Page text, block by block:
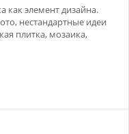
как элемент дизайна.
нестандартные идеи
плитка, мозаика,